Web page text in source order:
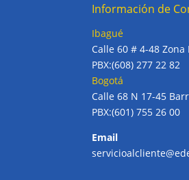
Información de
Ibagué
Calle 60 # 4-48
PBX:(608) 277 22 82
Bogotá
Calle 68 N 17-45
PBX:(601) 755 26 00
Email